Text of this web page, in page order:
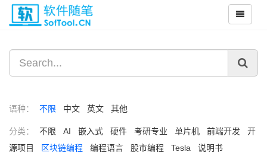
语种： 不限 中文 英文 其他
分类： 不限 AI 嵌入式 硬件 考研专业 单片机 前端开发
开
源项目
区块链编程 编程语言 股市编程 Tesla 说明书